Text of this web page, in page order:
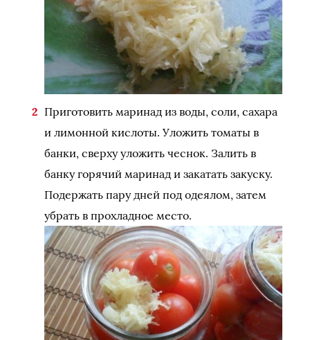
Приготовить маринад из воды, соли, сахара
и лимонной кислоты. Уложить томаты в
банки, сверху уложить чеснок. Залить в
банку горячий маринад и закатать закуску.
Подержать пару дней под одеялом, затем
убрать в прохладное место.